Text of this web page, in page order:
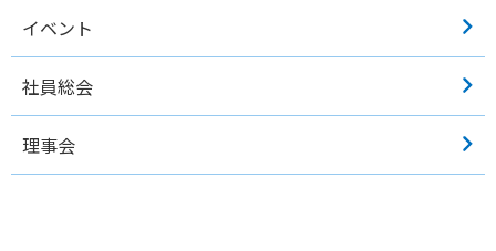
イベント
社員総会
理事会